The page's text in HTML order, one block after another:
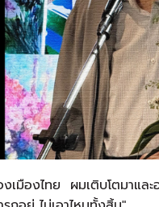
เมืองไทย ผมเติบโตมาและ